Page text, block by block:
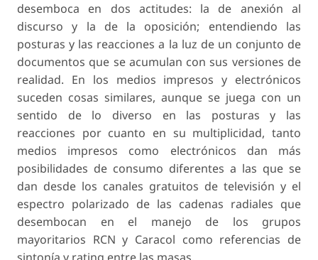
desemboca en dos actitudes: la de anexión al
discurso y la de la oposición; entendiendo las
posturas y las reacciones a la luz de un conjunto de
documentos que se acumulan con sus versiones de
realidad. En los medios impresos y electrónicos
suceden cosas similares, aunque se juega con un
sentido de lo diverso en las posturas y las
reacciones por cuanto en su multiplicidad, tanto
medios impresos como electrónicos dan más
posibilidades de consumo diferentes a las que se
dan desde los canales gratuitos de televisión y el
espectro polarizado de las cadenas radiales que
desembocan en el manejo de los grupos
mayoritarios RCN y Caracol como referencias de